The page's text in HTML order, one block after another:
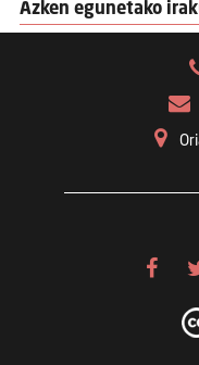
Azken egunetako